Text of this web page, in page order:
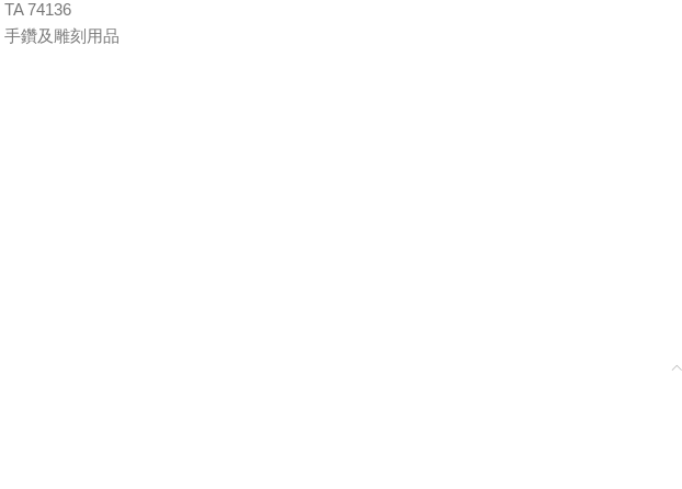
TA 74136
手鑽及雕刻用品